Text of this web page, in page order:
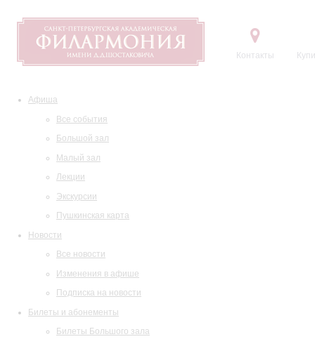
Контакты
Афиша
Все события
Большой зал
Малый зал
Лекции
Экскурсии
Пушкинская карта
Новости
Все новости
Изменения в афише
Подписка на новости
Билеты и абонементы
Билеты Большого зала